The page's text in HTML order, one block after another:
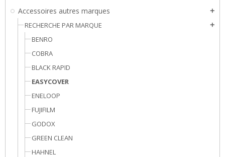
Accessoires autres marques add
RECHERCHE PAR MARQUE add
BENRO
COBRA
BLACK RAPID
EASYCOVER
ENELOOP
FUJIFILM
GODOX
GREEN CLEAN
HAHNEL